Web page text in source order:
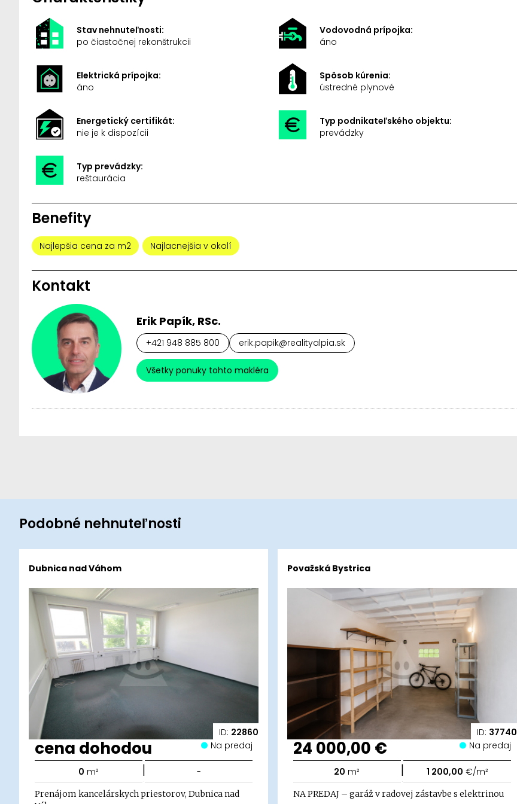
Stav nehnuteľnosti:
po čiastočnej rekonštrukcii
Vodovodná prípojka:
áno
Elektrická prípojka:
áno
Spôsob kúrenia:
ústredné plynové
Energetický certifikát:
nie je k dispozícii
Typ podnikateľského objektu:
prevádzky
Typ prevádzky:
reštaurácia
Benefity
Najlepšia cena za m2 Najlacnejšia v okolí
Kontakt
Erik Papík, RSc.
+421 948 885 800 erik.papik@realityalpia.sk
Všetky ponuky tohto makléra
Podobné nehnuteľnosti
ID: 22860
Dubnica nad Váhom
cena dohodou Na predaj
0 m² | -
Prenájom kancelárskych priestorov, Dubnica nad
ID: 37740
Považská Bystrica
24 000,00 € Na predaj
20 m² | 1 200,00 €/m²
NA PREDAJ – garáž v radovej zástavbe s elektrinou